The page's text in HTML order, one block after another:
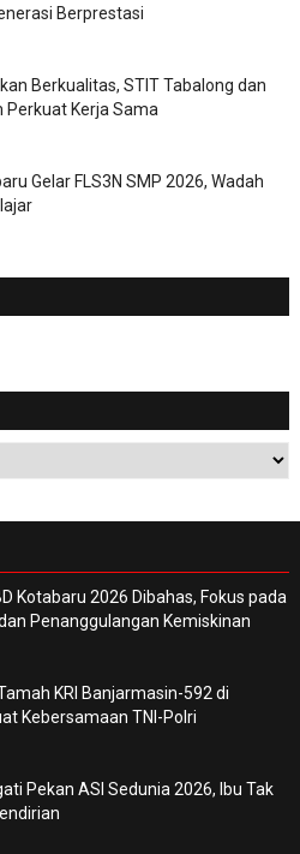
Berprestasi
Berkualitas, STIT Tabalong dan
Perkuat Kerja Sama
Gelar FLS3N SMP 2026, Wadah
Kotabaru 2026 Dibahas, Fokus pada
Penanggulangan Kemiskinan
KRI Banjarmasin-592 di
Kebersamaan TNI-Polri
Pekan ASI Sedunia 2026, Ibu Tak